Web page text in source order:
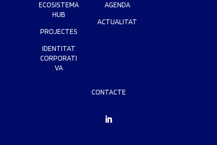
ECOSISTEMA
HUB
PROJECTES
IDENTITAT
CORPORATI
VA
AGENDA
ACTUALITAT
CONTACTE